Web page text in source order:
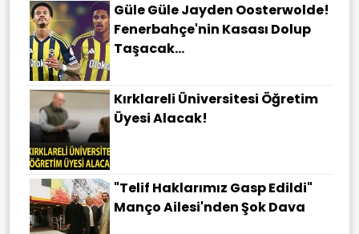
Güle Güle Jayden Oosterwolde!
Fenerbahçe'nin Kasası Dolup
Taşacak...
Kırklareli Üniversitesi Öğretim
Üyesi Alacak!
"Telif Haklarımız Gasp Edildi"
Manço Ailesi'nden Şok Dava